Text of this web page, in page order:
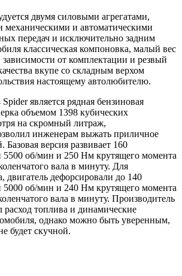
двумя силовыми агрегатами,
механическими и автоматическими
передач и исключительно задним
классическая компоновка, малый вес
зависимости от комплектации и резвый
вкупе со складным верхом
настоящему автолюбителю.
является рядная бензиновая
объемом 1398 кубических
на скромный литраж,
инженерам выжать приличное
Базовая версия развивает 160
об/мин и 250 Нм крутящего момента
вала в минуту. Для
двигатель дефорсировали до 140
об/мин и 240 Нм крутящего момента
вала в минуту. Производитель
расход топлива и динамические
однако можно быть уверенным,
будет скучной.